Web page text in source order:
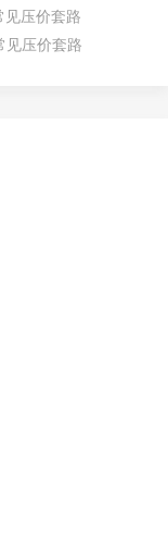
见压价套路
见压价套路